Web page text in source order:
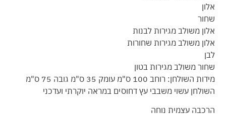
אלון
שחור
אלון משולב מגירות לבנות
אלון משולב מגירות שחורות
לבן
שחור משולב מגירות בטון
מידות השולחן: רוחב 100 ס"מ עומק 35 ס"מ גובה 75 ס"מ
השולחן עשוי משבבי עץ דחוסים במראה יוקרתי ועדכני
הרכבה עצמית נוחה